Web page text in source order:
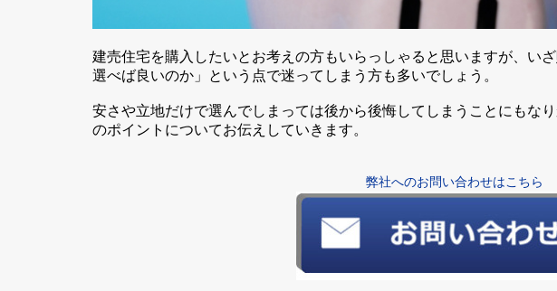
建売住宅を購入したいとお考えの方もいらっしゃると思いますが、い
選べば良いのか」という点で迷ってしまう方も多いでしょう。
安さや立地だけで選んでしまっては後から後悔してしまうことにもな
のポイントについてお伝えしていきます。
弊社へのお問い合わせはこちら